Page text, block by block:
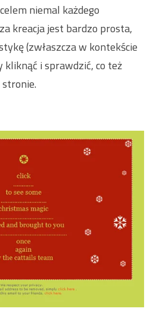
niemal każdego
kreacja jest bardzo prosta,
(zwłaszcza w kontekście
kliknąć i sprawdzić, co też